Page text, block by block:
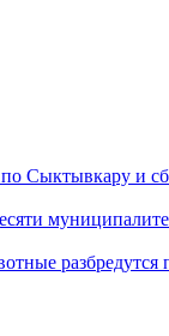
Сыктывкару и
разбредутся